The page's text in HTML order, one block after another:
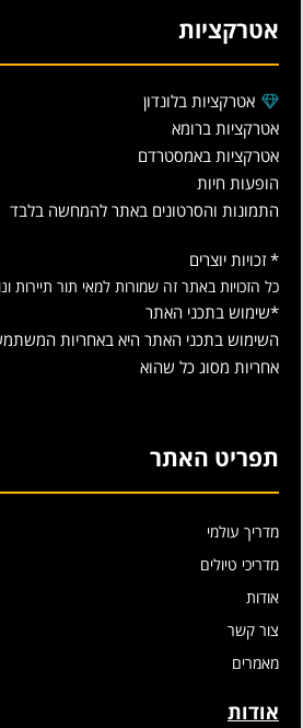
אטרקציות
אטרקציות בלונדון
אטרקציות ברומא
אטרקציות באמסטרדם
הופעות חיות
התמונות והסרטונים באתר להמחשה בלבד
* זכויות יוצרים
כל הזכויות באתר זה שמורות למאי תור תיירות
*שימוש בתכני האתר
השימוש בתכני האתר היא באחריות
אחריות מסוג כל שהוא
תפריט האתר
מדריך עולמי
מדריכי טיולים
אודות
צור קשר
מאמרים
אודות